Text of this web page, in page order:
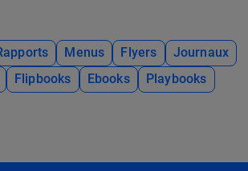
Menus Flyers
Journaux
Flipbooks Ebooks
Playbooks